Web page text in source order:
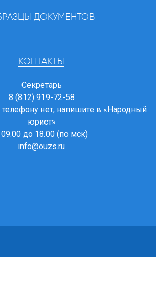
ДОКУМЕНТОВ
КОНТАКТЫ
Секретарь
8 (812) 919-72-58
телефону нет, напишите в «Народный
юрист»
09.00 до 18.00 (по мск)
info@ouzs.ru